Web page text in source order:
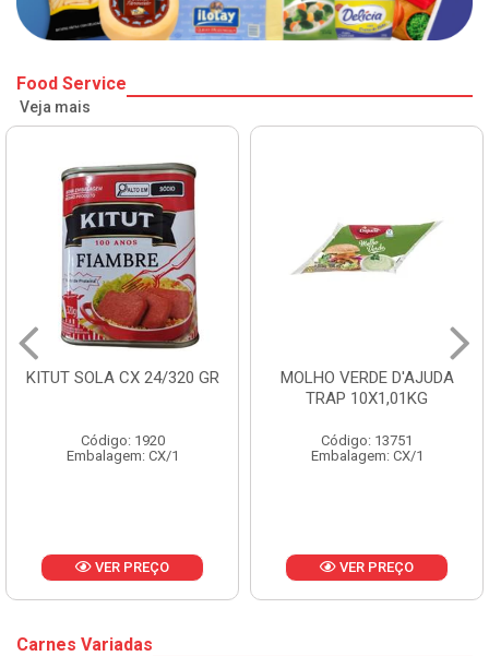
Food Service
Veja mais
KITUT SOLA CX 24/320 GR
Código: 1920
Embalagem: CX/1
VER PREÇO
MOLHO VERDE D'AJUDA
TRAP 10X1,01KG
Código: 13751
Embalagem: CX/1
VER PREÇO
Carnes Variadas